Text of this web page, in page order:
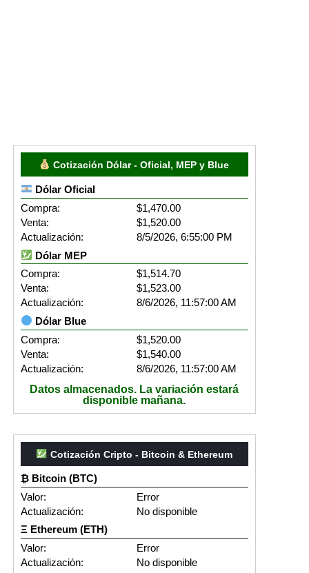
Cotización Dólar - Oficial, MEP y Blue
Dólar Oficial
Compra:
$1,470.00
Venta:
$1,520.00
Actualización:
8/5/2026, 6:55:00 PM
Dólar MEP
Compra:
$1,514.70
Venta:
$1,523.00
Actualización:
8/6/2026, 11:57:00 AM
Dólar Blue
Compra:
$1,520.00
Venta:
$1,540.00
Actualización:
8/6/2026, 11:57:00 AM
Datos almacenados. La variación estará
disponible mañana.
Cotización Cripto - Bitcoin & Ethereum
₿ Bitcoin (BTC)
Valor:
Error
Actualización:
No disponible
Ξ Ethereum (ETH)
Valor:
Error
Actualización:
No disponible